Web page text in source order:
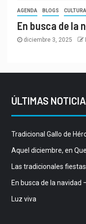
AGENDA BLOGS CULTURA
En busca de la
diciembre 3, 2025
ÚLTIMAS
Tradicional Gallo de
Aquel diciembre, en
Las tradicionales
En busca de la navidad
Luz viva